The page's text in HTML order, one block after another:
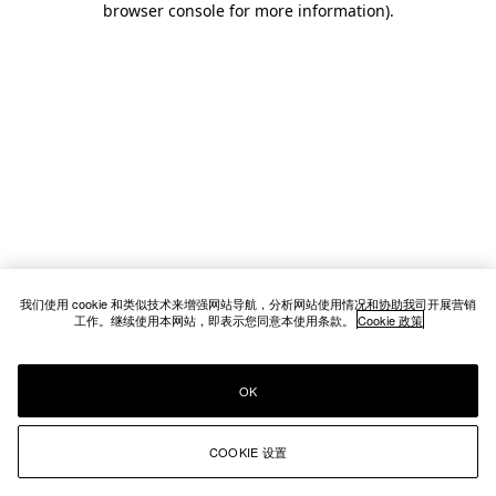
browser console for more information).
我们使用 cookie 和类似技术来增强网站导航，分析网站使用情况和协助我司开展营销
工作。继续使用本网站，即表示您同意本使用条款。 Cookie 政策
COOKIE 设置
OK